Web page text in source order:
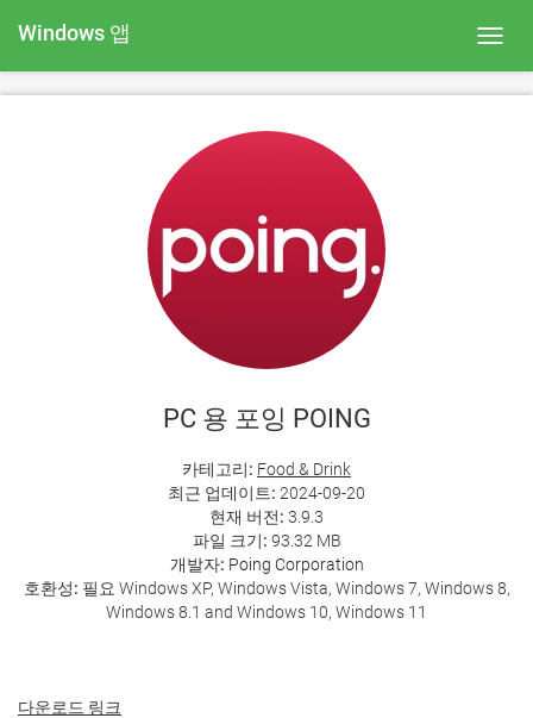
Windows 앱
PC 용 포잉 POING
카테고리: Food & Drink
최근 업데이트: 2024-09-20
현재 버전: 3.9.3
파일 크기: 93.32 MB
개발자: Poing Corporation
호환성: 필요 Windows XP, Windows Vista, Windows 7, Windows 8,
Windows 8.1 and Windows 10, Windows 11
다운로드 링크